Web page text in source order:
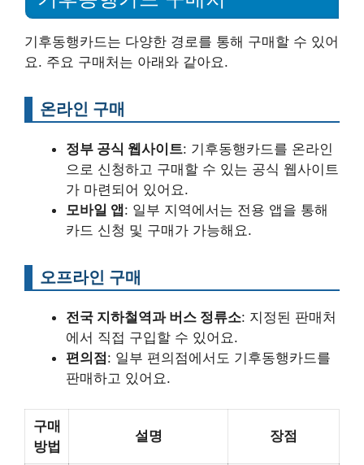
기후동행카드는 다양한 경로를 통해 구매할 수 있어
요. 주요 구매처는 아래와 같아요.
온라인 구매
정부 공식 웹사이트: 기후동행카드를 온라인
으로 신청하고 구매할 수 있는 공식 웹사이트
가 마련되어 있어요.
모바일 앱: 일부 지역에서는 전용 앱을 통해
카드 신청 및 구매가 가능해요.
오프라인 구매
전국 지하철역과 버스 정류소: 지정된 판매처
에서 직접 구입할 수 있어요.
편의점: 일부 편의점에서도 기후동행카드를
판매하고 있어요.
구매
방법
설명 장점